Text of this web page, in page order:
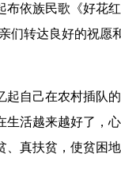
依族民歌《好花
们转达良好的祝愿
自己在农村插队
活越来越好了，
、真扶贫，使贫困